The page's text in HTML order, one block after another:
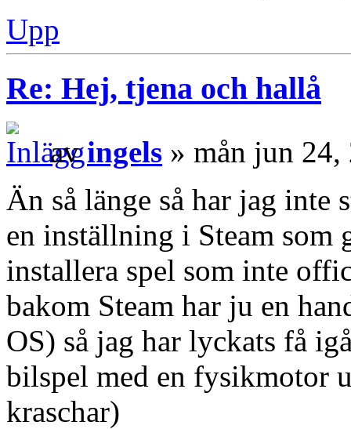
Upp
Re: Hej, tjena och hallå
avingels » mån jun
Än så länge så har jag inte
en inställning i Steam som
installera spel som inte
bakom Steam har ju en
OS) så jag har lyckats få
bilspel med en fysikmotor
kraschar)